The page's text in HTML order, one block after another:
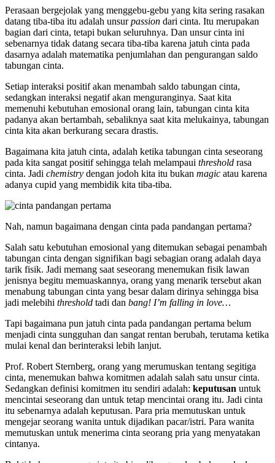
Perasaan bergejolak yang menggebu-gebu yang kita sering rasakan
datang tiba-tiba itu adalah unsurpassion dari cinta. Itu merupakan
bagian dari cinta, tetapi bukan seluruhnya. Dan unsur cinta ini
sebenarnya tidak datang secara tiba-tiba karena jatuh cinta pada
dasarnya adalah matematika penjumlahan dan pengurangan saldo
tabungan cinta.
Setiap interaksi positif akan menambah saldo tabungan cinta,
sedangkan interaksi negatif akan menguranginya. Saat kita
memenuhi kebutuhan emosional orang lain, tabungan cinta kita
padanya akan bertambah, sebaliknya saat kita melukainya, tabungan
cinta kita akan berkurang secara drastis.
Bagaimana kita jatuh cinta, adalah ketika tabungan cinta seseorang
pada kita sangat positif sehingga telah melampaui threshold rasa
cinta. Jadi chemistry dengan jodoh kita itu bukan magic atau karena
adanya cupid yang membidik kita tiba-tiba.
Nah, namun bagaimana dengan cinta pada pandangan pertama?
Salah satu kebutuhan emosional yang ditemukan sebagai penambah
tabungan cinta dengan signifikan bagi sebagian orang adalah daya
tarik fisik. Jadi memang saat seseorang menemukan fisik lawan
jenisnya begitu memuaskannya, orang yang menarik tersebut akan
menabung tabungan cinta yang besar dalam dirinya sehingga bisa
jadi melebihi threshold tadi dan bang! I’m falling in love…
Tapi bagaimana pun jatuh cinta pada pandangan pertama belum
menjadi cinta sungguhan dan sangat rentan berubah, terutama ketika
mulai kenal dan berinteraksi lebih lanjut.
Prof. Robert Sternberg, orang yang merumuskan tentang segitiga
cinta, menemukan bahwa komitmen adalah salah satu unsur cinta.
Sedangkan definisi komitmen itu sendiri adalah: keputusan untuk
mencintai seseorang dan untuk tetap mencintai orang itu. Jadi cinta
itu sebenarnya adalah keputusan. Para pria memutuskan untuk
mengejar seorang wanita untuk dijadikan pacar/istri. Para wanita
memutuskan untuk menerima cinta seorang pria yang menyatakan
cintanya.